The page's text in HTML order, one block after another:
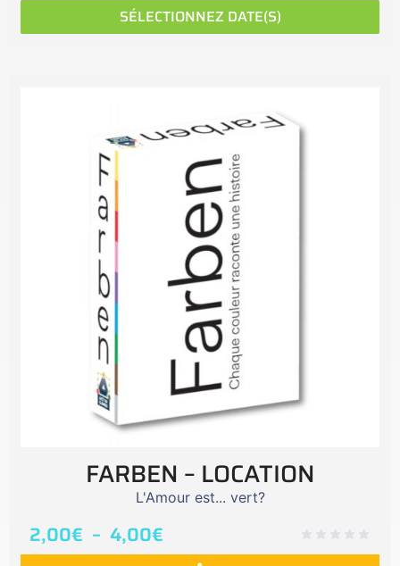
SÉLECTIONNEZ DATE(S)
FARBEN – LOCATION
L'Amour est... vert?
2,00€ – 4,00€